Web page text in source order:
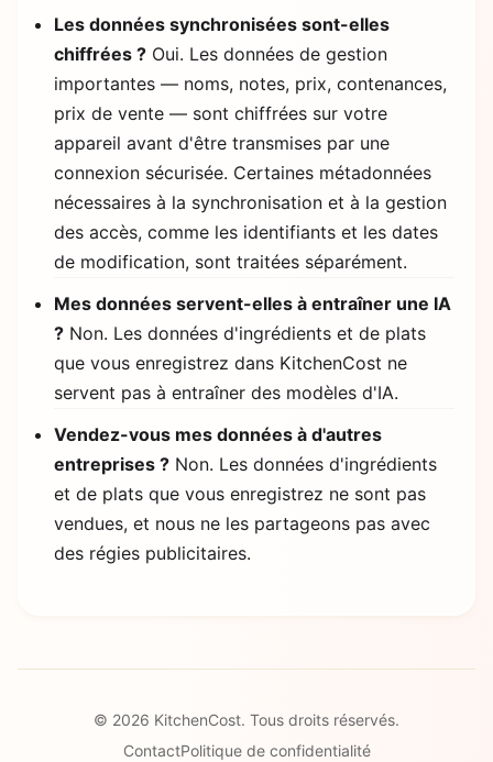
Les données synchronisées sont-elles
chiffrées ? Oui. Les données de gestion
importantes — noms, notes, prix, contenances,
prix de vente — sont chiffrées sur votre
appareil avant d'être transmises par une
connexion sécurisée. Certaines métadonnées
nécessaires à la synchronisation et à la gestion
des accès, comme les identifiants et les dates
de modification, sont traitées séparément.
Mes données servent-elles à entraîner une IA
? Non. Les données d'ingrédients et de plats
que vous enregistrez dans KitchenCost ne
servent pas à entraîner des modèles d'IA.
Vendez-vous mes données à d'autres
entreprises ? Non. Les données d'ingrédients
et de plats que vous enregistrez ne sont pas
vendues, et nous ne les partageons pas avec
des régies publicitaires.
© 2026 KitchenCost. Tous droits réservés.
ContactPolitique de confidentialité